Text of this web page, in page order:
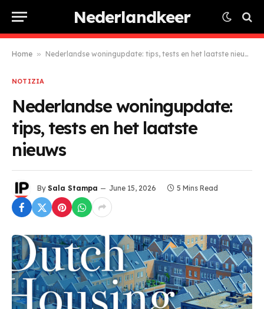
Nederlandkeer
Home » Nederlandse woningupdate: tips, tests en het laatste nieuws
NOTIZIA
Nederlandse woningupdate:
tips, tests en het laatste
nieuws
By Sala Stampa June 15, 2026 5 Mins Read